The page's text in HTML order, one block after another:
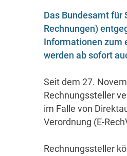
Das Bundesamt für
Rechnungen)
Informationen zum
werden ab sofort
Seit dem 27.
Rechnungssteller
im Falle von
Verordnung (E-
Rechnungssteller